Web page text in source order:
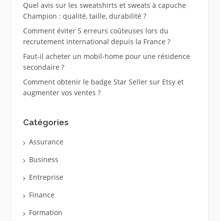
Quel avis sur les sweatshirts et sweats à capuche
Champion : qualité, taille, durabilité ?
Comment éviter 5 erreurs coûteuses lors du
recrutement international depuis la France ?
Faut-il acheter un mobil-home pour une résidence
secondaire ?
Comment obtenir le badge Star Seller sur Etsy et
augmenter vos ventes ?
Catégories
Assurance
Business
Entreprise
Finance
Formation